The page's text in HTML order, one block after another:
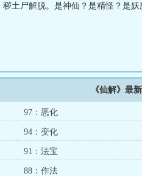
秽土尸解脱。是神仙？是精怪？是
《仙解》最
97：恶化
94：变化
91：法宝
88：作法